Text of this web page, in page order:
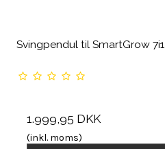
Svingpendul til SmartGrow 7i1
1.999,95 DKK
(inkl. moms)